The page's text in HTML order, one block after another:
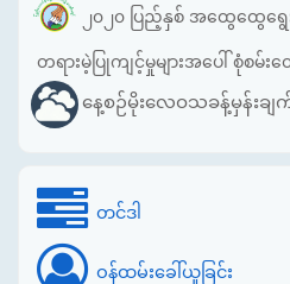
၂၀၂၀ ပြည့်နှစ် အထွေထွေရွ
တရားမဲ့ပြုကျင့်မှုများအပေါ် စုံစမ်းတွ
နေ့စဉ်မိုးလေဝသခန့်မှန်းချ
တင်ဒါ
ဝန်ထမ်းခေါ်ယူခြင်း